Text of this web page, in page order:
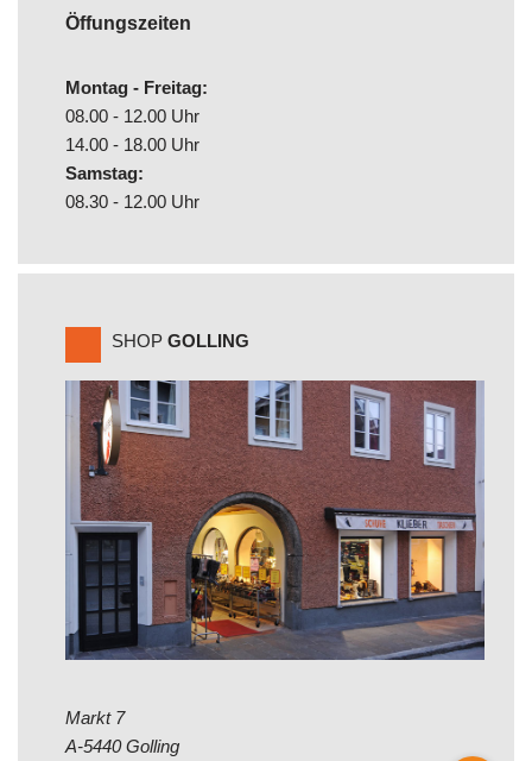
Öffungszeiten
Montag - Freitag:
08.00 - 12.00 Uhr
14.00 - 18.00 Uhr
Samstag:
08.30 - 12.00 Uhr
SHOP GOLLING
Markt 7
A-5440 Golling